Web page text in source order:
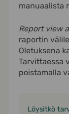
manuaalista
Report view
raportin
Oletuksena
Tarvittaessa
poistamalla
Löysitkö